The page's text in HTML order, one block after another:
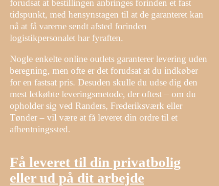
forudsat at bestillingen anbringes forinden et fast
tidspunkt, med hensynstagen til at de garanteret kan
nå at få varerne sendt afsted forinden
logistikpersonalet har fyraften.
Nogle enkelte online outlets garanterer levering uden
beregning, men ofte er det forudsat at du indkøber
for en fastsat pris. Desuden skulle du udse dig den
mest letkøbte leveringsmetode, der oftest – om du
opholder sig ved Randers, Frederiksværk eller
Tønder – vil være at få leveret din ordre til et
afhentningssted.
Få leveret til din privatbolig
eller ud på dit arbejde